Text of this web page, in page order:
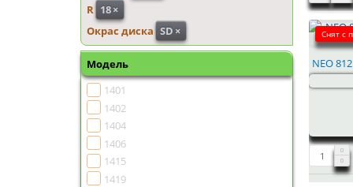
R 18×
Окрас диска SD ×
Модель
1401
1402
1404
1406
1415
1419
Снят с
NEO